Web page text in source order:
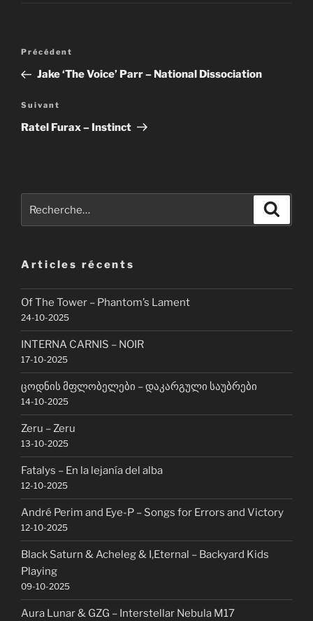
l’article
Article
précédent
Précédent
Jake ‘The Voice’ Parr – National Dissociation
Article
suivant
Suivant
Ratel Furax – Instinct
pour
Articles récents
Of The Tower – Phantom’s Lament
24-10-2025
INTERNA CARNIS – NOIR
17-10-2025
ცოდნის მფლობელები – დაკარგული საუბრები
14-10-2025
Zeru – Zeru
13-10-2025
Fatalys – En la lejanía del alba
12-10-2025
André Perim and Eye-P – Songs for Errors and Victory
12-10-2025
Black Saturn & Acheleg & I,Eternal – Backyard Kids
Playing
09-10-2025
Aura Lunar & GZG – Interstellar Nebula M17